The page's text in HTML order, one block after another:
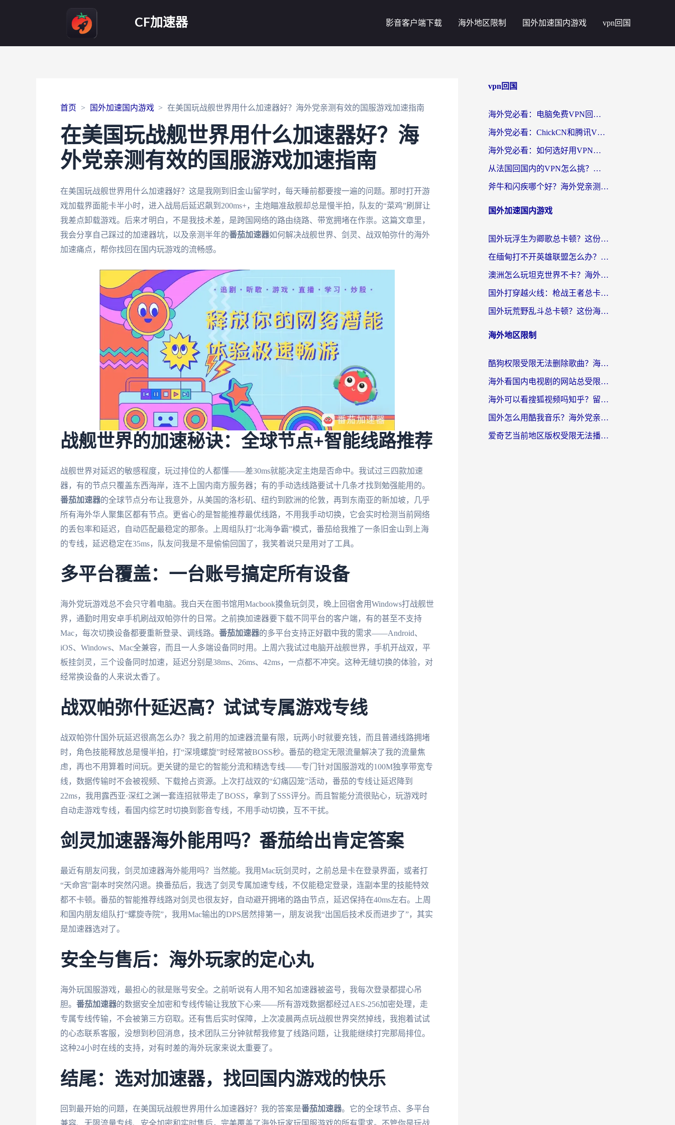
CF加速器 影音客户端下载 海外地区限制 国外加速国内游戏 vpn回国
首页 国外加速国内游戏 在美国玩战舰世界用什么加速器好？海外党亲测有效的国服游戏加速指南
在美国玩战舰世界用什么加速器好？海
外党亲测有效的国服游戏加速指南
在美国玩战舰世界用什么加速器好？这是我刚到旧金山留学时，每天睡前都要搜一遍的问题。那时打开游
戏加载界面能卡半小时，进入战局后延迟飙到200ms+，主炮瞄准敌舰却总是慢半拍，队友的“菜鸡”刷屏让
我差点卸载游戏。后来才明白，不是我技术差，是跨国网络的路由绕路、带宽拥堵在作祟。这篇文章里，
我会分享自己踩过的加速器坑，以及亲测半年的番茄加速器如何解决战舰世界、剑灵、战双帕弥什的海外
加速痛点，帮你找回在国内玩游戏的流畅感。
战舰世界的加速秘诀：全球节点+智能线路推荐
战舰世界对延迟的敏感程度，玩过排位的人都懂——差30ms就能决定主炮是否命中。我试过三四款加速
器，有的节点只覆盖东西海岸，连不上国内南方服务器；有的手动选线路要试十几条才找到勉强能用的。
番茄加速器的全球节点分布让我意外，从美国的洛杉矶、纽约到欧洲的伦敦，再到东南亚的新加坡，几乎
所有海外华人聚集区都有节点。更省心的是智能推荐最优线路，不用我手动切换，它会实时检测当前网络
的丢包率和延迟，自动匹配最稳定的那条。上周组队打“北海争霸”模式，番茄给我推了一条旧金山到上海
的专线，延迟稳定在35ms，队友问我是不是偷偷回国了，我笑着说只是用对了工具。
多平台覆盖：一台账号搞定所有设备
海外党玩游戏总不会只守着电脑。我白天在图书馆用Macbook摸鱼玩剑灵，晚上回宿舍用Windows打战舰世
界，通勤时用安卓手机刷战双帕弥什的日常。之前换加速器要下载不同平台的客户端，有的甚至不支持
Mac，每次切换设备都要重新登录、调线路。 番茄加速器的多平台支持正好戳中我的需求——Android、
iOS、Windows、Mac全兼容，而且一人多端设备同时用。上周六我试过电脑开战舰世界，手机开战双，平
板挂剑灵，三个设备同时加速，延迟分别是38ms、26ms、42ms，一点都不冲突。这种无缝切换的体验，对
经常换设备的人来说太香了。
战双帕弥什延迟高？试试专属游戏专线
战双帕弥什国外玩延迟很高怎么办？我之前用的加速器流量有限，玩两小时就要充钱，而且普通线路拥堵
时，角色技能释放总是慢半拍，打“深境螺旋”时经常被BOSS秒。番茄的稳定无限流量解决了我的流量焦
虑，再也不用算着时间玩。更关键的是它的智能分流和精选专线——专门针对国服游戏的100M独享带宽专
线，数据传输时不会被视频、下载抢占资源。上次打战双的“幻痛囚笼”活动，番茄的专线让延迟降到
22ms，我用露西亚·深红之渊一套连招就带走了BOSS，拿到了SSS评分。而且智能分流很贴心，玩游戏时
自动走游戏专线，看国内综艺时切换到影音专线，不用手动切换，互不干扰。
剑灵加速器海外能用吗？番茄给出肯定答案
最近有朋友问我，剑灵加速器海外能用吗？当然能。我用Mac玩剑灵时，之前总是卡在登录界面，或者打
“天命宫”副本时突然闪退。换番茄后，我选了剑灵专属加速专线，不仅能稳定登录，连副本里的技能特效
都不卡顿。番茄的智能推荐线路对剑灵也很友好，自动避开拥堵的路由节点，延迟保持在40ms左右。上周
和国内朋友组队打“螺旋寺院”，我用Mac输出的DPS居然排第一，朋友说我“出国后技术反而进步了”，其实
是加速器选对了。
安全与售后：海外玩家的定心丸
海外玩国服游戏，最担心的就是账号安全。之前听说有人用不知名加速器被盗号，我每次登录都提心吊
胆。 番茄加速器的数据安全加密和专线传输让我放下心来——所有游戏数据都经过AES-256加密处理，走
专属专线传输，不会被第三方窃取。还有售后实时保障，上次凌晨两点玩战舰世界突然掉线，我抱着试试
的心态联系客服，没想到秒回消息，技术团队三分钟就帮我修复了线路问题，让我能继续打完那局排位。
这种24小时在线的支持，对有时差的海外玩家来说太重要了。
结尾：选对加速器，找回国内游戏的快乐
回到最开始的问题，在美国玩战舰世界用什么加速器好？我的答案是番茄加速器。它的全球节点、多平台
兼容、无限流量专线、安全加密和实时售后，完美覆盖了海外玩家玩国服游戏的所有需求。不管你是玩战
vpn回国
海外党必看：电脑免费VPN回国真的靠谱吗？附实测对比与最优方案指南
海外党必看：ChickCN和腾讯VPN好用吗？3招选对回国加速器，告别地区限制
海外党必看：如何选好用VPN实现国内资源无缝访问？从越南到全球都适用
从法国回国内的VPN怎么挑？海外党亲测：稳定、多端、安全才是关键
斧牛和闪疾哪个好？海外党亲测3款回国加速器，教你选到不踩坑的那一款
国外加速国内游戏
国外玩浮生为卿歌总卡顿？这份加速器选择指南帮你找回丝滑体验
在缅甸打不开英雄联盟怎么办？海外党亲测有效的国服游戏加速指南
澳洲怎么玩坦克世界不卡？海外党国服游戏加速终极指南（附逆战奇妙碰碰车解决方案）
国外打穿越火线：枪战王者总卡顿？这篇加速器推荐下载指南帮你解决延迟难题
国外玩荒野乱斗总卡顿？这份海外党专属的国服游戏加速攻略请收好
海外地区限制
酷狗权限受限无法删除歌曲？海外党听国内音乐的终极解决方案来了
海外看国内电视剧的网站总受限？教你选对回国加速器，轻松追热剧
海外可以看搜狐视频吗知乎？留学生亲测有效的回国加速器选择指南
国外怎么用酷我音乐？海外党亲测有效的回国加速方案，附千千音乐中文歌收听指南
爱奇艺当前地区版权受限无法播放？海外党追剧看电影的终极解决方案来了